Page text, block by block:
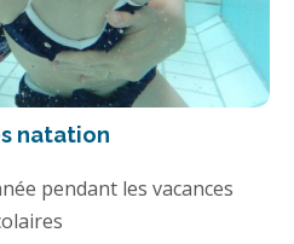
natation
pendant les vacances